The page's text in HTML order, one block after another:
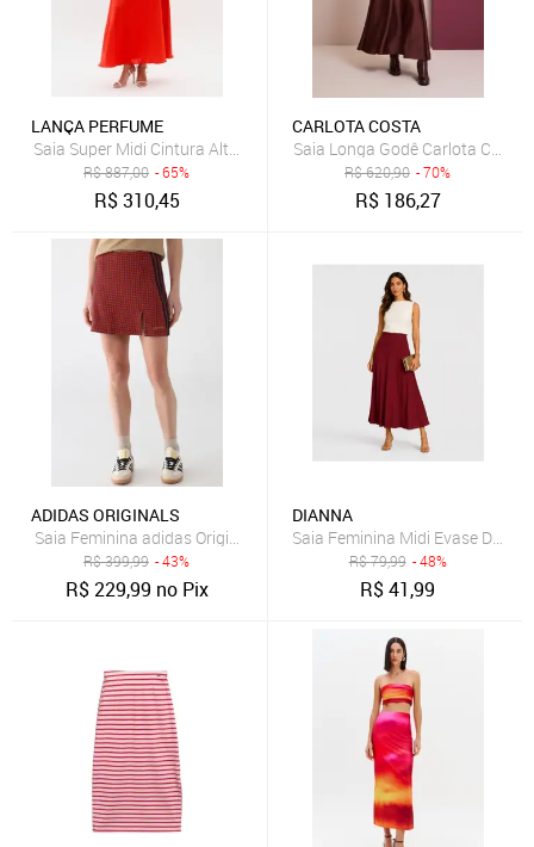
LANÇA PERFUME
Saia Super Midi Cintura Alta Com Linho Lança Perfume
R$887,00 - 65%
R$310,45
CARLOTA COSTA
Saia Longa Godê Carlota Costa
R$620,90 - 70%
R$ 186,27
ADIDAS ORIGINALS
Saia Feminina adidas Originals Tailored Pied-De-Poule Vermelha
R$399,99 - 43%
R$229,99 no Pix
DIANNA
Saia Feminina Midi Evase
R$79,99 - 48%
R$41,99